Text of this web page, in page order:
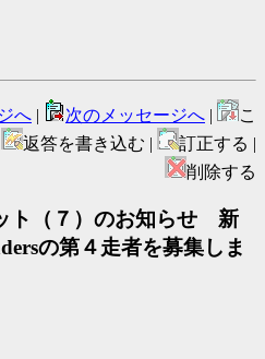
へ | 次のメッセージへ |
こ
返答を書き込む |
訂正する |
削除する
ト（７）のお知らせ 新
の第４走者を募集しま